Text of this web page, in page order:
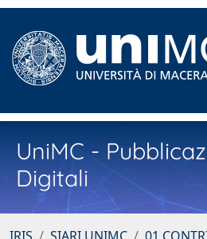
UniMC -
Digitali